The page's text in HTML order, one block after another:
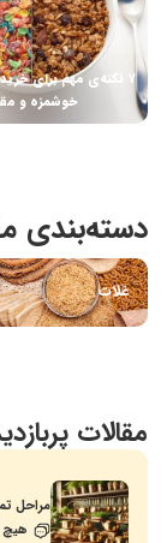
۷ نکته‌ی مهم برای
خوشمزه و
دسته‌بندی
غلات
مقالات
مراحل